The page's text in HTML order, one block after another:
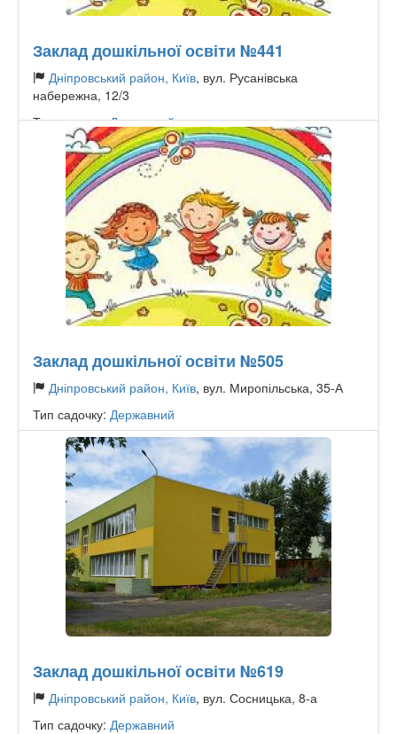
Заклад дошкільної освіти №441
Дніпровський район, Київ, вул. Русанівська
набережна, 12/3
Тип садочку:Державний
Заклад дошкільної освіти №505
Дніпровський район, Київ, вул. Миропільська, 35-А
Тип садочку: Державний
Заклад дошкільної освіти №619
Дніпровський район, Київ, вул. Сосницька, 8-а
Тип садочку: Державний